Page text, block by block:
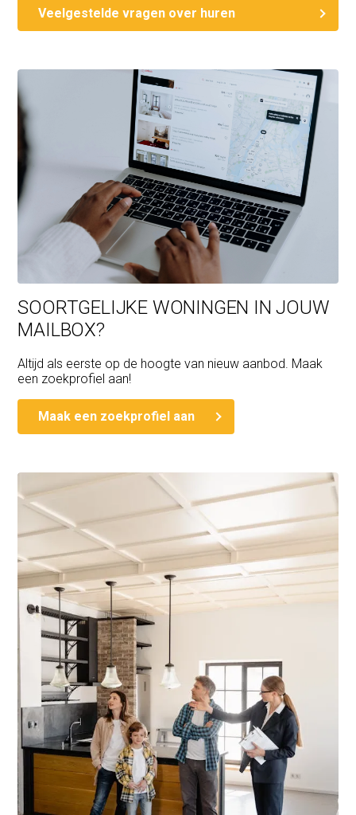
Veelgestelde vragen over huren
SOORTGELIJKE WONINGEN IN JOUW
MAILBOX?
Altijd als eerste op de hoogte van nieuw aanbod. Maak
een zoekprofiel aan!
Maak een zoekprofiel aan